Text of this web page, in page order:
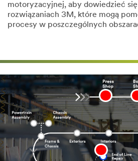
motoryzacyjnej, aby dowiedzieć
rozwiązaniach 3M, które mogą
procesy w poszczególnych